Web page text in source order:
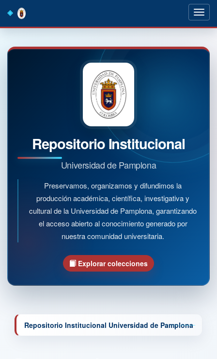
navigation
Repositorio Institucional
Universidad de Pamplona
Preservamos, organizamos y difundimos la
producción académica, científica, investigativa y
cultural de la Universidad de Pamplona, garantizando
el acceso abierto al conocimiento generado por
nuestra comunidad universitaria.
Explorar colecciones
Repositorio Institucional Universidad de Pamplona